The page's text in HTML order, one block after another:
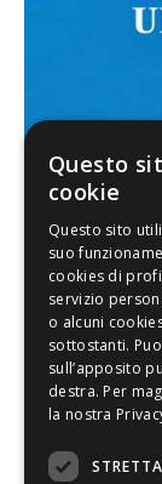
FACEBOOK
Questo
cookie